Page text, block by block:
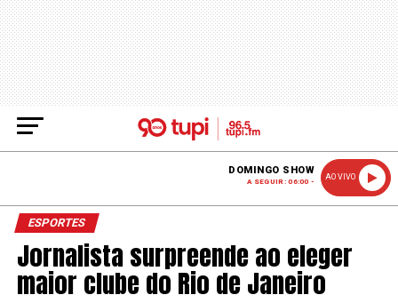
DOMINGO SHOW
A SEGUIR: 06:00 -
AO VIVO
ESPORTES
Jornalista surpreende ao eleger
maior clube do Rio de Janeiro